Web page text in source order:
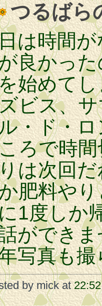
つるばら
は時間
良かっ
始めて
ビス、
・ド・
ろで時
は次回
肥料や
1度しか
ができ
写真も
by mick at22:52